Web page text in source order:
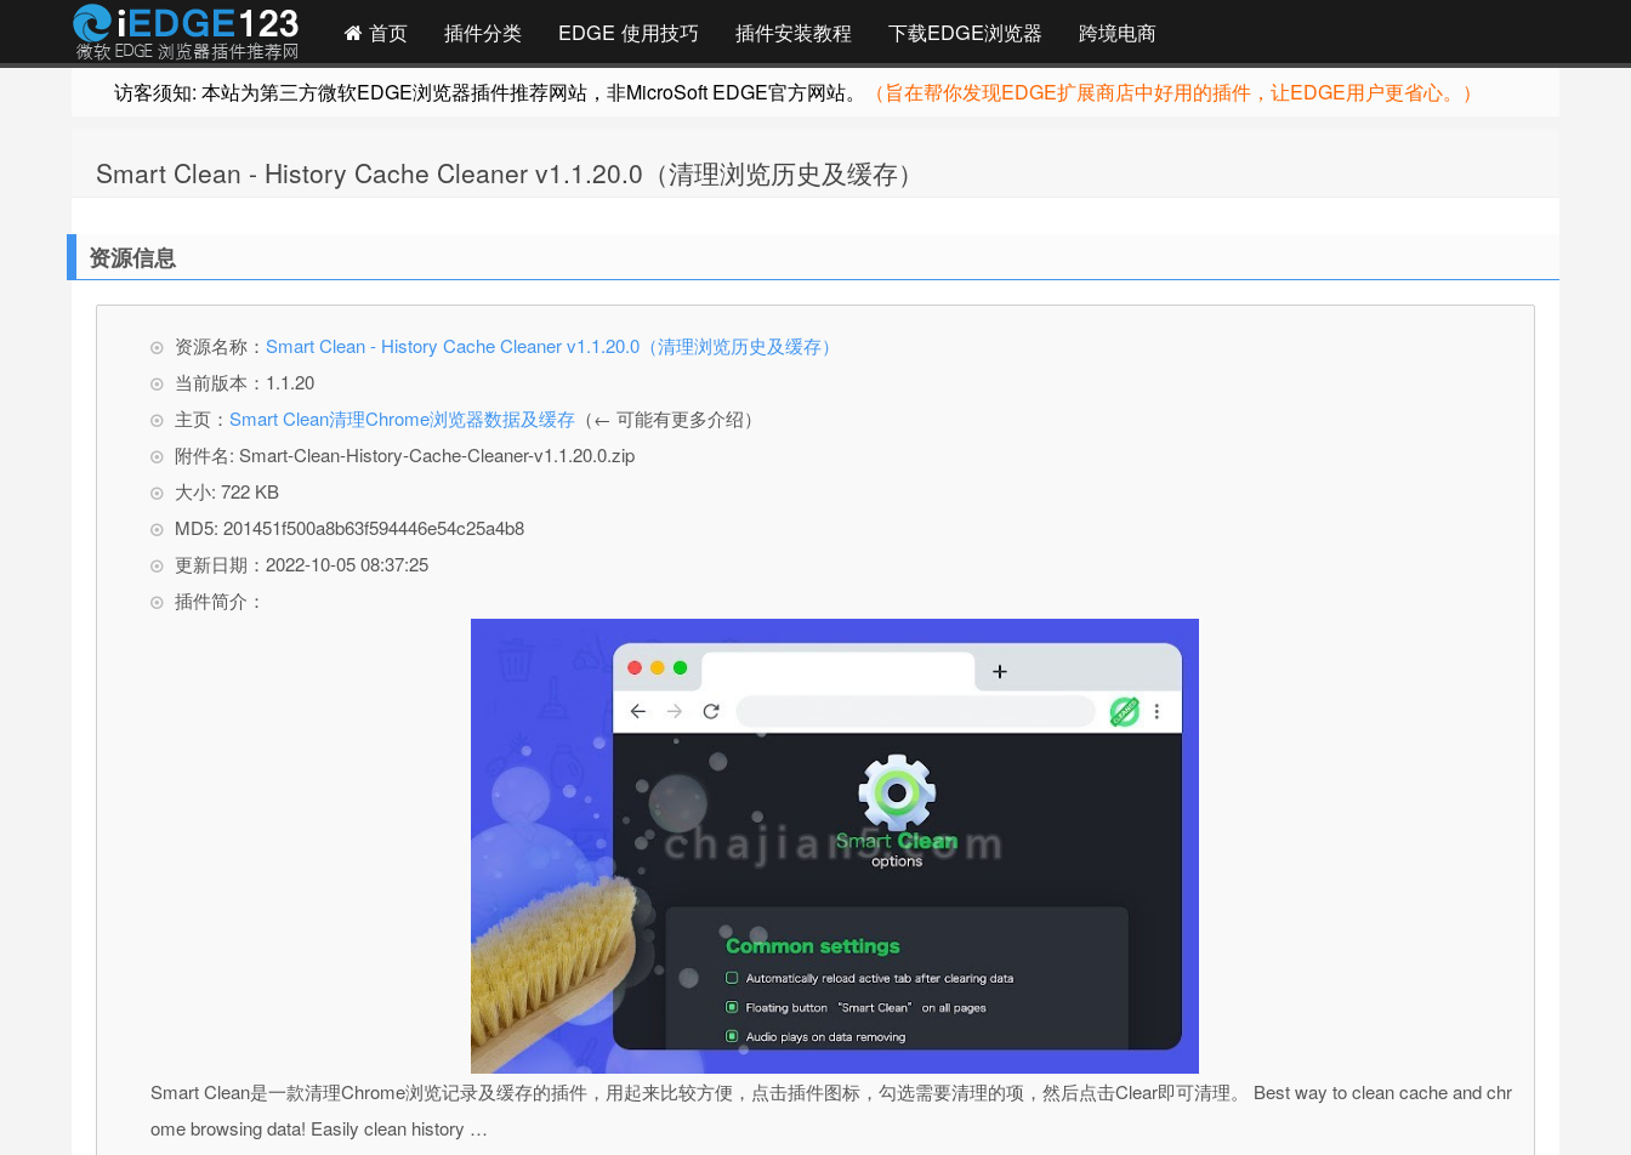
首页 插件分类 EDGE 使用技巧 插件安装教程 下载EDGE浏览器 跨境电商
访客须知: 本站为第三方微软EDGE浏览器插件推荐网站，非MicroSoft EDGE官方网站。 （旨在帮你发现EDGE扩展商店中好用的插件，让EDGE用户更省心。）
Smart Clean - History Cache Cleaner v1.1.20.0（清理浏览历史及缓存）
资源信息
资源名称： Smart Clean - History Cache Cleaner v1.1.20.0（清理浏览历史及缓存）
当前版本：1.1.20
主页： Smart Clean清理Chrome浏览器数据及缓存 （← 可能有更多介绍）
附件名: Smart-Clean-History-Cache-Cleaner-v1.1.20.0.zip
大小: 722 KB
MD5: 201451f500a8b63f594446e54c25a4b8
更新日期：2022-10-05 08:37:25
插件简介：
Smart Clean是一款清理Chrome浏览记录及缓存的插件，用起来比较方便，点击插件图标，勾选需要清理的项，然后点击Clear即可清理。 Best way to clean cache and chr
ome browsing data! Easily clean history …